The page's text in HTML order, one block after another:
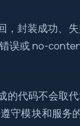
0
?.
，封装成功、
误或 no-
的代码不会取
守模块和服务的